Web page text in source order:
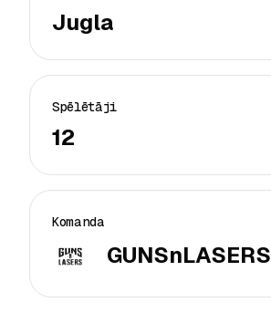
Jugla
Spēlētāji
12
Komanda
GUNSnLASERS